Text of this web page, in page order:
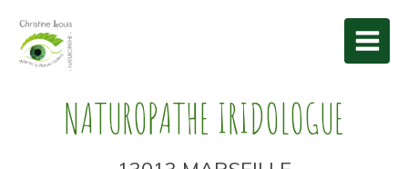
NATUROPATHE IRIDOLOGUE